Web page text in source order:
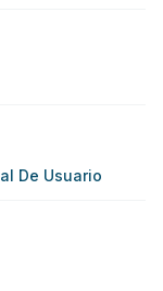
De Usuario